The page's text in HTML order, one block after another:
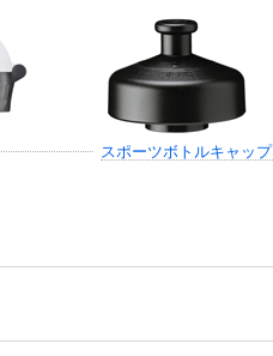
スポーツボトルキャップ